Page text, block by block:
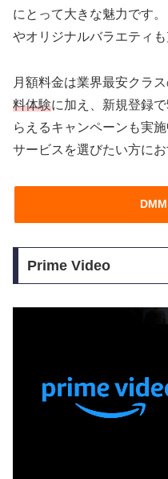
にとって大きな魅力です
やオリジナルバラエティも
月額料金は業界最安クラ
料体験に加え、新規登録
らえるキャンペーンも実
サービスを選びたい方に
Prime Video